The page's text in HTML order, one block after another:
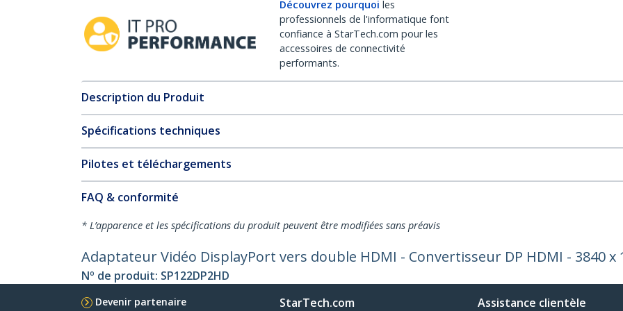
Découvrez pourquoi les
professionnels de l'informatique font
confiance à StarTech.com pour les
accessoires de connectivité
performants.
Description du Produit
Spécifications techniques
Pilotes et téléchargements
FAQ & conformité
* L’apparence et les spécifications du produit peuvent être modifiées sans préavis
Adaptateur Vidéo DisplayPort vers double HDMI - Convertisseur DP HDMI - 3840 x
Nº de produit: SP122DP2HD
Devenir partenaire
StarTech.com Assistance clientèle